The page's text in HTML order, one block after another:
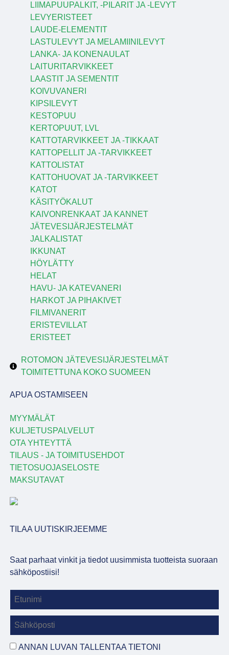
LIIMAPUUPALKIT, -PILARIT JA -LEVYT
LEVYERISTEET
LAUDE-ELEMENTIT
LASTULEVYT JA MELAMIINILEVYT
LANKA- JA KONENAULAT
LAITURITARVIKKEET
LAASTIT JA SEMENTIT
KOIVUVANERI
KIPSILEVYT
KESTOPUU
KERTOPUUT, LVL
KATTOTARVIKKEET JA -TIKKAAT
KATTOPELLIT JA -TARVIKKEET
KATTOLISTAT
KATTOHUOVAT JA -TARVIKKEET
KATOT
KÄSITYÖKALUT
KAIVONRENKAAT JA KANNET
JÄTEVESIJÄRJESTELMÄT
JALKALISTAT
IKKUNAT
HÖYLÄTTY
HELAT
HAVU- JA KATEVANERI
HARKOT JA PIHAKIVET
FILMIVANERIT
ERISTEVILLAT
ERISTEET
ROTOMON JÄTEVESIJÄRJESTELMÄT
TOIMITETTUNA KOKO SUOMEEN
APUA OSTAMISEEN
MYYMÄLÄT
KULJETUSPALVELUT
OTA YHTEYTTÄ
TILAUS - JA TOIMITUSEHDOT
TIETOSUOJASELOSTE
MAKSUTAVAT
TILAA UUTISKIRJEEMME
Saat parhaat vinkit ja tiedot uusimmista tuotteista suoraan
sähköpostiisi!
ANNAN LUVAN TALLENTAA TIETONI